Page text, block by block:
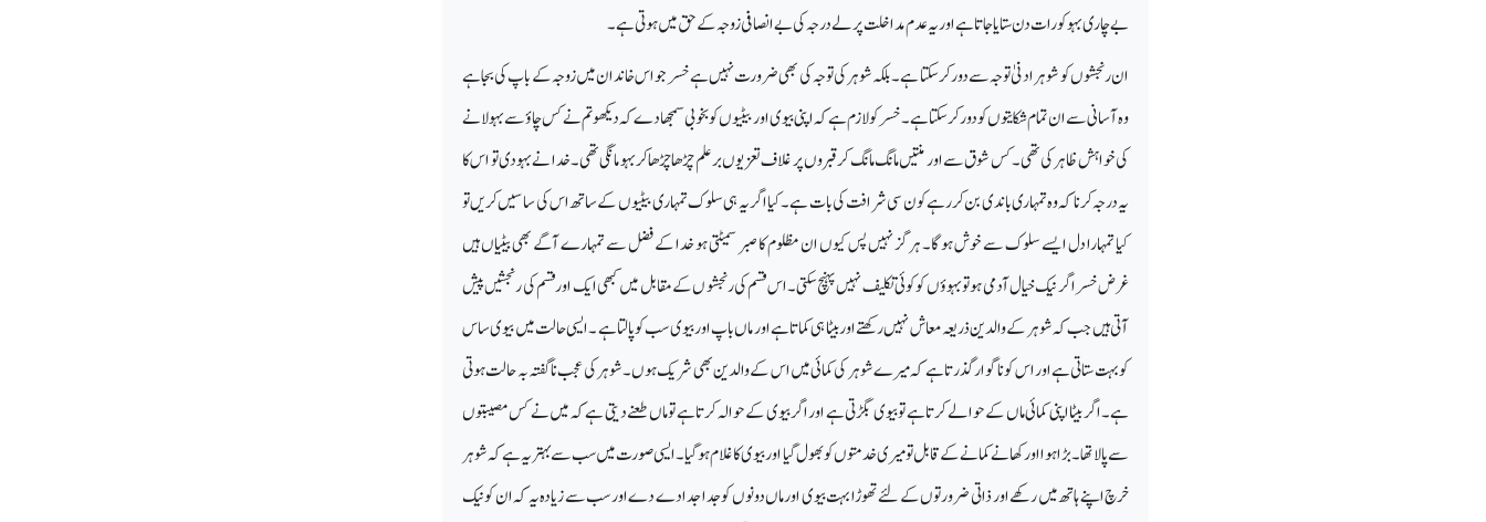
بے چاری بہو کو رات دن ستایا جاتا ہے اور یہ عدم مداخلت پر لے درجہ کی بے انصافی زوجہ کے حق میں ہوتی ہے۔
ان رنجشوں کو شوہر ادنیٰ توجہ سے دور کرسکتا ہے ۔بلکہ شوہر کی توجہ کی بھی ضرورت نہیں ہے خسر جو اس خاندان میں زوجہ کے باپ کی بجاہے
وہ آسانی سے ان تمام شکایتوں کو دور کرسکتا ہے ۔خسر کو لازم ہے کہ اپنی بیوی اور بیٹیوں کو بخوبی سمجھادے کہ دیکھو تم نے کس چاؤ سے بہو لا نے
کی خواہش ظاہر کی تھی۔ کس شوق سے اور منتیں مانگ مانگ کر قبروں پر غلاف تعزیوں برعلم چڑھا چڑھا کر بہو مانگی تھی۔ خدا نے بہو دی تو اس کا
یہ درجہ کرنا کہ وہ تمہاری باندی بن کر رہے کون سی شرافت کی بات ہے ۔کیا اگر یہ ہی سلوک تمہاری بیٹیوں کے ساتھ اس کی ساسیں کریں تو
کیا تمہارا دل ایسے سلوک سے خوش ہوگا۔ ہر گز نہیں پس کیوں ان مظلوم کا صبر سمیٹتی ہو خدا کے فضل سے تمہارے آگے بھی بیٹیاں ہیں
غرض خسراگر نیک خیال آدمی ہوتو بہو ؤں کو کوئی تکلیف نہیں پہنچ سکتی۔ اس قسم کی رنجشو ں کے مقابل میں کبھی ایک اور قسم کی رنجشیں پیش
آتی ہیں جب کہ شوہر کے والدین ذریعہ معاش نہیں رکھتے اور بیٹا ہی کماتا ہے اور ماں باپ اور بیوی سب کو پالتا ہے ۔ ایسی حالت میں بیوی ساس
کو بہت ستاتی ہے اور اس کو ناگوار گذرتا ہے کہ میرے شوہر کی کمائی میں اس کے والدین بھی شریک ہوں۔ شوہر کی عجب نا گفتہ بہ حالت ہوتی
ہے۔ اگر بیٹا اپنی کمائی ماں کے حوالے کرتا ہے تو بیوی بگڑتی ہے اور اگر بیوی کے حوالہ کرتا ہے تو ماں طعنے دیتی ہے کہ میں نے کس مصیبتوں
سے پالا تھا۔ بڑا ہوا او رکھانے کمانے کے قابل تو میری خدمتوں کو بھول گیا اوربیوی کا غلام ہوگیا ۔ ایسی صورت میں سب سے بہتر یہ ہے کہ شوہر
خرچ اپنے ہاتھ میں رکھے اور ذاتی ضرورتوں کے لئے تھوڑا بہت بیوی او رماں دونوں کو جدا جدا دے دے اور سب سے زیادہ یہ کہ ان کو نیک